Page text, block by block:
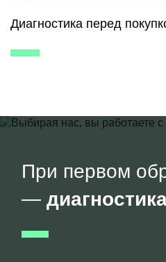
Диагностика перед
При первом
—